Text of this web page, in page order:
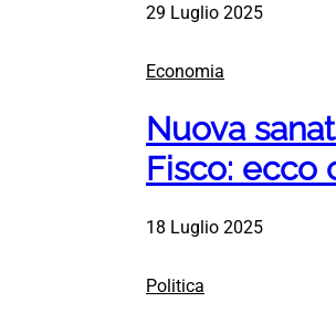
29 Luglio 2025
Economia
Nuova
Fisco: ecco
18 Luglio 2025
Politica